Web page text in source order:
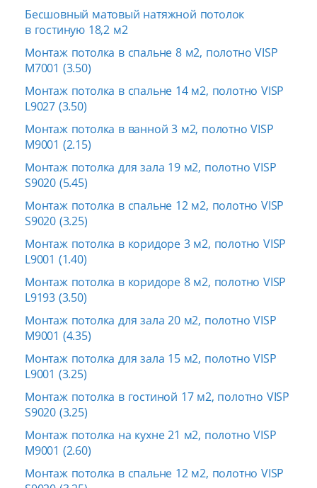
Бесшовный матовый натяжной потолок
в гостиную 18,2 м2
Монтаж потолка в спальне 8 м2, полотно VISP
M7001 (3.50)
Монтаж потолка в спальне 14 м2, полотно VISP
L9027 (3.50)
Монтаж потолка в ванной 3 м2, полотно VISP
M9001 (2.15)
Монтаж потолка для зала 19 м2, полотно VISP
S9020 (5.45)
Монтаж потолка в спальне 12 м2, полотно VISP
S9020 (3.25)
Монтаж потолка в коридоре 3 м2, полотно VISP
L9001 (1.40)
Монтаж потолка в коридоре 8 м2, полотно VISP
L9193 (3.50)
Монтаж потолка для зала 20 м2, полотно VISP
M9001 (4.35)
Монтаж потолка для зала 15 м2, полотно VISP
L9001 (3.25)
Монтаж потолка в гостиной 17 м2, полотно VISP
S9020 (3.25)
Монтаж потолка на кухне 21 м2, полотно VISP
M9001 (2.60)
Монтаж потолка в спальне 12 м2, полотно VISP